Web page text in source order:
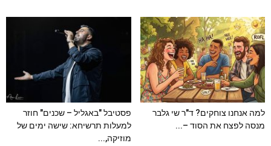
למה אנחנו צוחקים? ד"ר שי גלבר
מנסה לפצח את הסוד –...
פסטיבל "באגליל – שכנים" חוזר
למעלות תרשיחא: שישה ימים של
מוזיקה,...